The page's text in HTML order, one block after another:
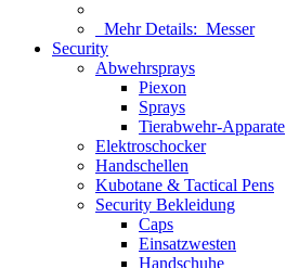
Mehr Details: Messer
Security
Abwehrsprays
Piexon
Sprays
Tierabwehr-Apparate
Elektroschocker
Handschellen
Kubotane & Tactical Pens
Security Bekleidung
Caps
Einsatzwesten
Handschuhe